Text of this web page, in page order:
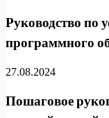
Руководство по
программного
27.08.2024
Пошаговое